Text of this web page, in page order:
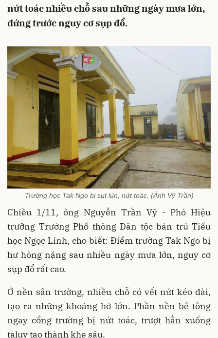
nứt toác nhiều chỗ sau những ngày mưa lớn,
đứng trước nguy cơ sụp đổ.
Trường học Tak Ngo bị sụt lún, nứt toác. (Ảnh Vỹ Trần)
Chiều 1/11, ông Nguyễn Trần Vỹ - Phó Hiệu
trưởng Trường Phổ thông Dân tộc bán trú Tiểu
học Ngọc Linh, cho biết: Điểm trường Tak Ngo bị
hư hỏng nặng sau nhiều ngày mưa lớn, nguy cơ
sụp đổ rất cao.
Ở nền sân trường, nhiều chỗ có vết nứt kéo dài,
tạo ra những khoảng hở lớn. Phần nền bê tông
ngay cổng trường bị nứt toác, trượt hẳn xuống
taluy tạo thành khe sâu.